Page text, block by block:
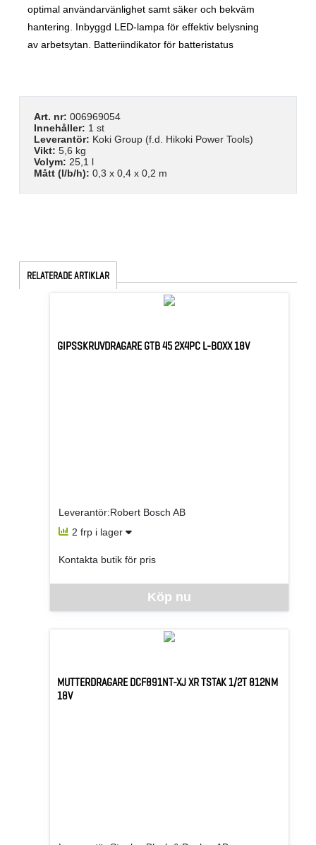
optimal användarvänlighet samt säker och bekväm
hantering. Inbyggd LED-lampa för effektiv belysning
av arbetsytan. Batteriindikator för batteristatus
Art. nr: 006969054
Innehåller: 1 st
Leverantör: Koki Group (f.d. Hikoki Power Tools)
Vikt: 5,6 kg
Volym: 25,1 l
Mått (l/b/h): 0,3 x 0,4 x 0,2 m
RELATERADE ARTIKLAR
GIPSSKRUVDRAGARE GTB 45 2X4PC L-BOXX 18V
Leverantör:Robert Bosch AB
2 frp i lager
Denna vara går inte att beställa via webben just nu,
Köp nu
Kontakta butik för pris
MUTTERDRAGARE DCF891NT-XJ XR TSTAK 1/2T 812NM
18V